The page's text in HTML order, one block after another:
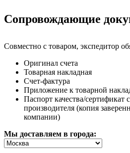
Сопровождающие
Совместно с товаром, экспедитор
Оригинал счета
Товарная накладная
Счет-фактура
Приложение к товарной
Паспорт качества/сертификат
производителя (копия
компании)
Мы доставляем в города: